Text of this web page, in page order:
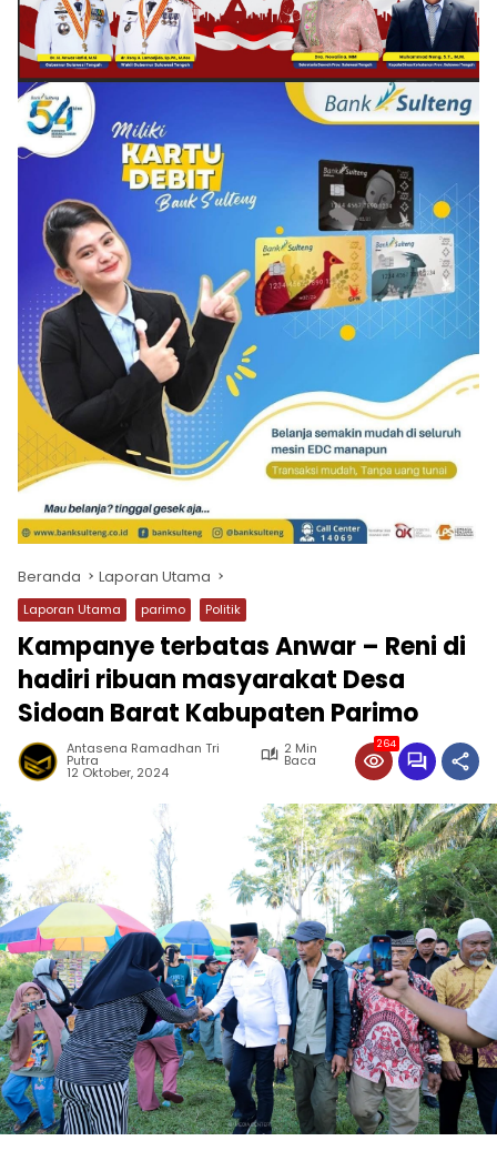
Beranda Laporan Utama
Laporan Utama parimo Politik
Kampanye terbatas Anwar – Reni di
hadiri ribuan masyarakat Desa
Sidoan Barat Kabupaten Parimo
Antasena Ramadhan Tri
Putra
2 Min
Baca
12 Oktober, 2024
264